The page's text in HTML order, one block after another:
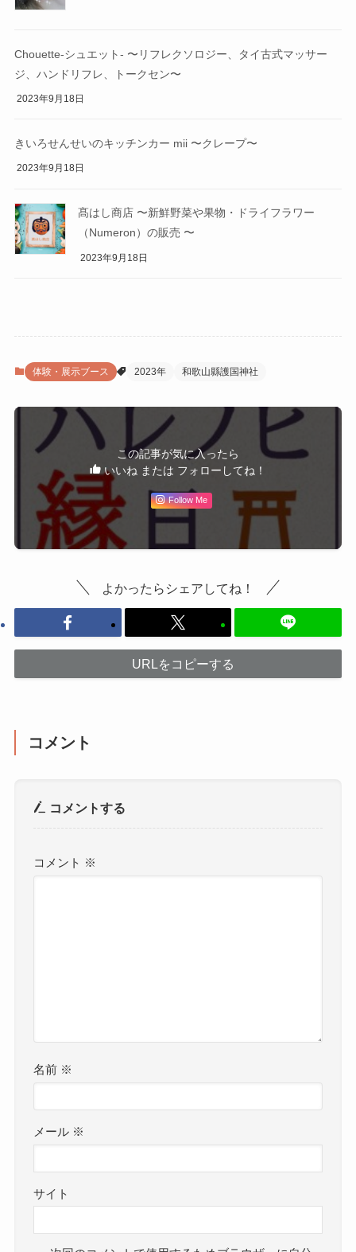
Chouette-シュエット- 〜リフレクソロジー、タイ古式マッサー
ジ、ハンドリフレ、トークセン〜
2023年9月18日
きいろせんせいのキッチンカー mii 〜クレープ〜
2023年9月18日
髙はし商店 〜新鮮野菜や果物・ドライフラワー
（Numeron）の販売 〜
2023年9月18日
体験・展示ブース 2023年 和歌山縣護国神社
この記事が気に入ったら
いいね または フォローしてね！
Follow Me
よかったらシェアしてね！
URLをコピーする
コメント
コメントする
コメント ※
名前 ※
メール ※
サイト